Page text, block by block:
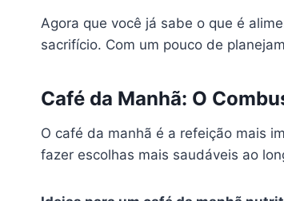
Agora que você já sabe o que é
sacrifício. Com um pouco de
Café da Manhã: O
O café da manhã é a refeição mais
fazer escolhas mais saudáveis ao